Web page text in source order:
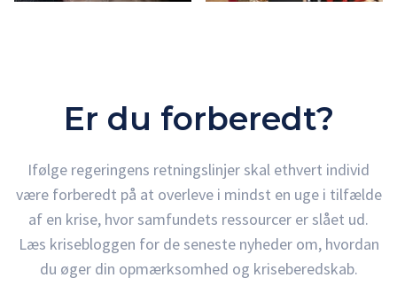
Er du forberedt?
Ifølge regeringens retningslinjer skal ethvert individ
være forberedt på at overleve i mindst en uge i tilfælde
af en krise, hvor samfundets ressourcer er slået ud.
Læs krisebloggen for de seneste nyheder om, hvordan
du øger din opmærksomhed og kriseberedskab.